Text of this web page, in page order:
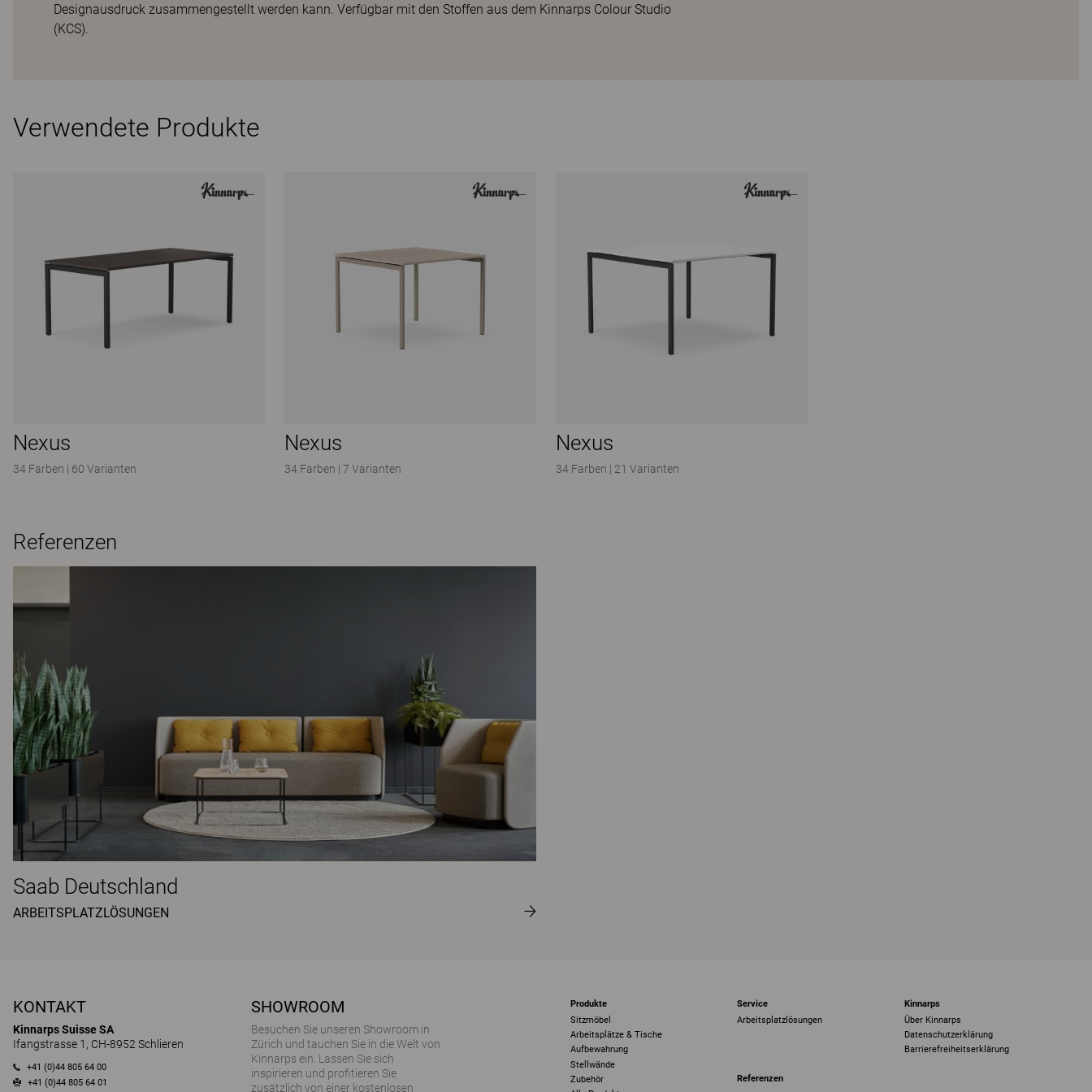
Designausdruck zusammengestellt werden kann. Verfügbar mit den Stoffen aus dem Kinnarps Colour Studio
(KCS).
Verwendete Produkte
Nexus
34 Farben | 60 Varianten
Nexus
34 Farben | 7 Varianten
Nexus
34 Farben | 21 Varianten
Referenzen
Saab Deutschland
ARBEITSPLATZLÖSUNGEN
KONTAKT
Kinnarps Suisse SA
Ifangstrasse 1, CH-8952 Schlieren
+41 (0)44 805 64 00
+41 (0)44 805 64 01
SHOWROOM
Besuchen Sie unseren Showroom in
Zürich und tauchen Sie in die Welt von
Kinnarps ein. Lassen Sie sich
inspirieren und profitieren Sie
zusätzlich von einer kostenlosen
Produkte
Sitzmöbel
Arbeitsplätze & Tische
Aufbewahrung
Stellwände
Zubehör
Service
Arbeitsplatzlösungen
Kinnarps
Über Kinnarps
Datenschutzerklärung
Barrierefreiheits­erklärung
Referenzen